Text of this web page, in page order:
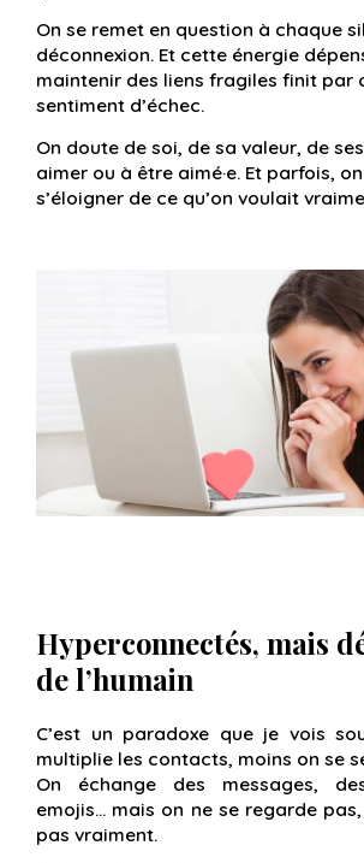
On se remet en question à chaque
déconnexion. Et cette énergie
maintenir des liens fragiles finit par
sentiment d’échec.
On doute de soi, de sa valeur, de
aimer ou à être aimé·e. Et parfois,
s’éloigner de ce qu’on voulait
Hyperconnectés, mais
de l’humain
C’est un paradoxe que je vois
multiplie les contacts, moins on se
On échange des messages,
emojis… mais on ne se regarde
pas vraiment.